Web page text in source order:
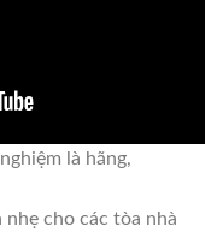
là hãng,
nhẹ cho các tòa nhà